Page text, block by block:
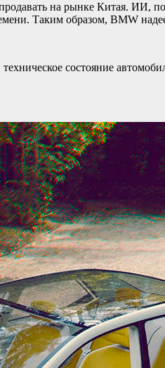
на рынке Китая. ИИ,
Таким образом, BMW
состояние